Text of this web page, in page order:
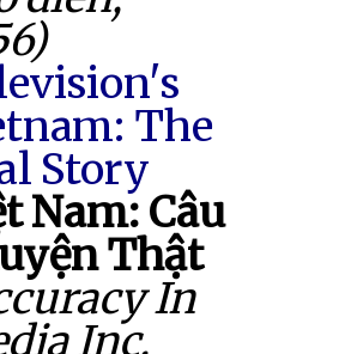
The
Story
Nam: Câu
Thật
In
Inc.